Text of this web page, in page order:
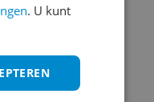
. U kunt